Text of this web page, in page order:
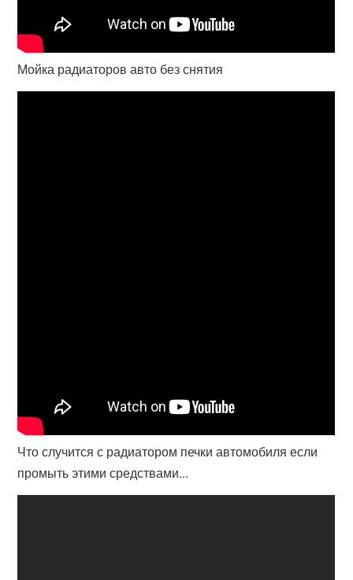
Мойка радиаторов авто без снятия
Что случится с радиатором печки автомобиля если
промыть этими средствами...